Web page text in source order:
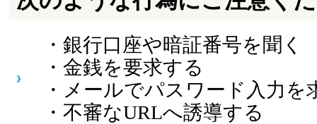
・銀行口座や暗証番号を聞く
・金銭を要求する
・メールでパスワード入力を
・不審なURLへ誘導する